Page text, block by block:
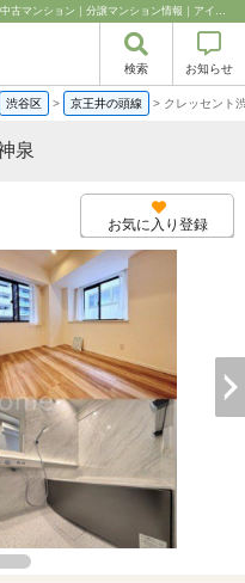
クレッセント渋谷神泉 東京都渋谷区神泉町011,499万円の中古マンション｜分譲マンション情報｜アイベックスホーム株式会社
検索 お知らせ
渋谷区 > 京王井の頭線 > クレッセント
泉
お気に入り登録